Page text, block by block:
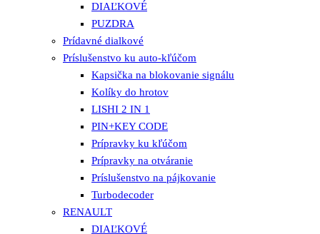
DIAĽKOVÉ
PUZDRA
Prídavné dialkové
Príslušenstvo ku auto-kľúčom
Kapsička na blokovanie signálu
Kolíky do hrotov
LISHI 2 IN 1
PIN+KEY CODE
Prípravky ku kľúčom
Prípravky na otváranie
Príslušenstvo na pájkovanie
Turbodecoder
RENAULT
DIAĽKOVÉ